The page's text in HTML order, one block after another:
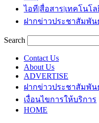
ไอที|สื่อสาร|เทคโนโล
ฝากข่าวประชาสัมพัน
Search
Contact Us
About Us
ADVERTISE
ฝากข่าวประชาสัมพัน
เงื่อนไขการให้บริการ
HOME